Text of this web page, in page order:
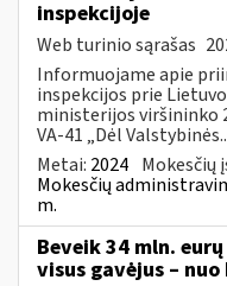
inspekcijoje
Web turinio sąrašas
Informuojame apie
inspekcijos prie
ministerijos viršininko
VA-41 „Dėl
Metai: 2024 Mokesčių
Mokesčių
m.
Beveik 34 mln.
visus gavėjus –